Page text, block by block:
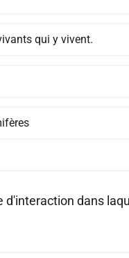
qui y vivent.
d'interaction dans